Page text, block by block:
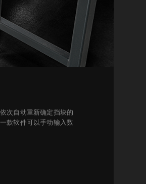
次自动重新确定挡块的
款软件可以手动输入数